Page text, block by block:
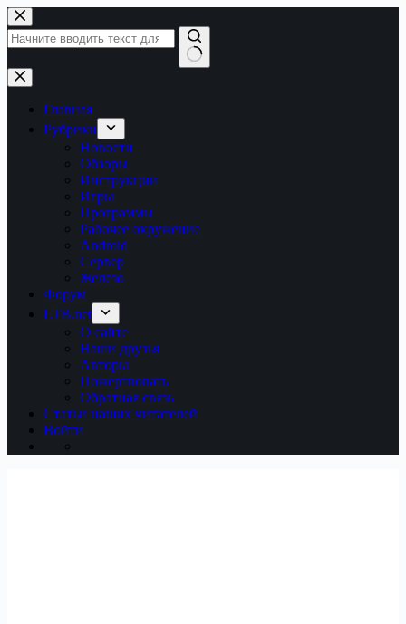
Перейти
к
сути
Ничего
не
найденоГлавная
Рубрики
Новости
Обзоры
Инструкции
Игры
Программы
Рабочее окружение
Android
Сервер
Железо
Форум
LTB.net
О сайте
Наши друзья
Авторы
Пожертвовать
Обратная связь
Статьи наших читателей
Войти